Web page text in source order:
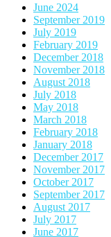
June 2024
September 2019
July 2019
February 2019
December 2018
November 2018
August 2018
July 2018
May 2018
March 2018
February 2018
January 2018
December 2017
November 2017
October 2017
September 2017
August 2017
July 2017
June 2017